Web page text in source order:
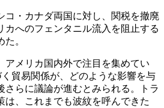
コ・カナダ両国に対し、関税を撤廃
カへのフェンタニル流入を阻止する
。
アメリカ国内外で注目を集めてい
貿易関係が、どのような影響を与
さらに議論が進むとみられる。トラ
は、これまでも波紋を呼んできた